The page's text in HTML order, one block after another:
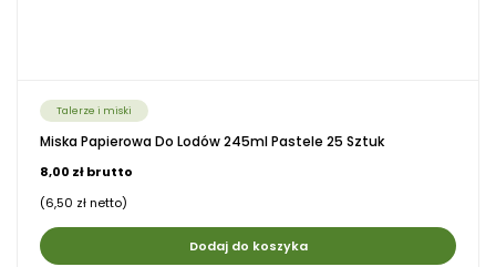
Talerze i miski
Miska Papierowa Do Lodów 245ml Pastele 25 Sztuk
8,00 zł brutto
(6,50 zł netto)
Dodaj do koszyka